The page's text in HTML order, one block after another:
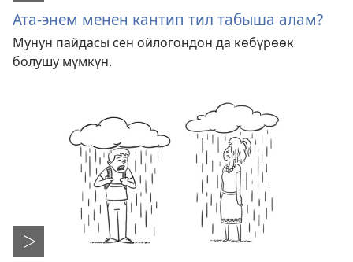
Ата-энем менен кантип тил табыша алам?
Мунун пайдасы сен ойлогондон да көбүрөөк
болушу мүмкүн.